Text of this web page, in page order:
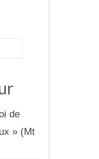
de
» (Mt